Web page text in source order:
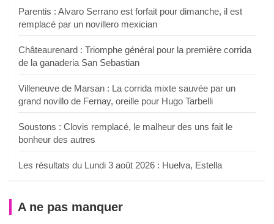
Parentis : Alvaro Serrano est forfait pour dimanche, il est
remplacé par un novillero mexician
Châteaurenard : Triomphe général pour la première corrida
de la ganaderia San Sebastian
Villeneuve de Marsan : La corrida mixte sauvée par un
grand novillo de Fernay, oreille pour Hugo Tarbelli
Soustons : Clovis remplacé, le malheur des uns fait le
bonheur des autres
Les résultats du Lundi 3 août 2026 : Huelva, Estella
A ne pas manquer